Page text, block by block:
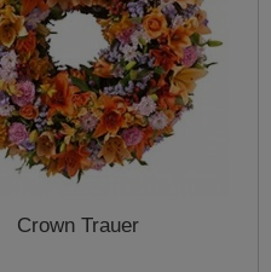
Crown Trauer